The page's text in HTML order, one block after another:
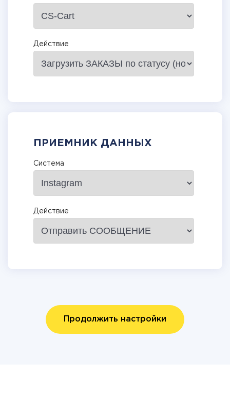
Действие
ПРИЕМНИК ДАННЫХ
Система
Действие
Продолжить настройки